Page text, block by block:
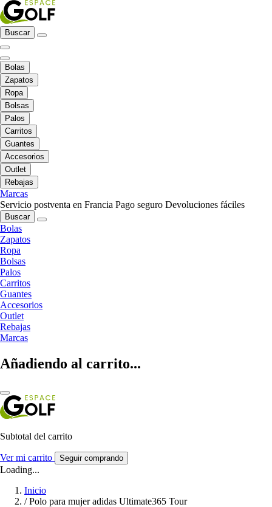
Buscar
Bolas
Zapatos
Ropa
Bolsas
Palos
Carritos
Guantes
Accesorios
Outlet
Rebajas
Marcas
Servicio postventa en Francia Pago seguro Devoluciones fáciles
Buscar
Bolas
Zapatos
Ropa
Bolsas
Palos
Carritos
Guantes
Accesorios
Outlet
Rebajas
Marcas
Añadiendo al carrito...
Subtotal del carrito
Ver mi carrito Seguir comprando
Loading...
Inicio
/ Polo para mujer adidas Ultimate365 Tour